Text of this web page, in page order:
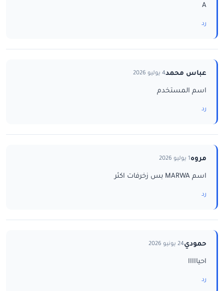
A
رد
عباس محمد4 يوليو 2026
اسم المستخدم
رد
مروه1 يوليو 2026
اسم MARWA بس زخرفات اكثر
رد
حمودي24 يونيو 2026
احيااااا
رد